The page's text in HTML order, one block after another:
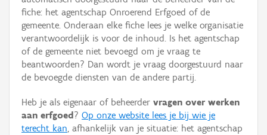
Thema
Gebeurtenis
Persoon of collectief
Hergebruik
fiche: het agentschap Onroerend Erfgoed of de
gemeente. Onderaan elke fiche lees je welke organisatie
verantwoordelijk is voor de inhoud. Is het agentschap
of de gemeente niet bevoegd om je vraag te
beantwoorden? Dan wordt je vraag doorgestuurd naar
de bevoegde diensten van de andere partij.
Heb je als eigenaar of beheerder vragen over werken
aan erfgoed ? Op onze website lees je bij wie je
terecht kan, afhankelijk van je situatie: het agentschap